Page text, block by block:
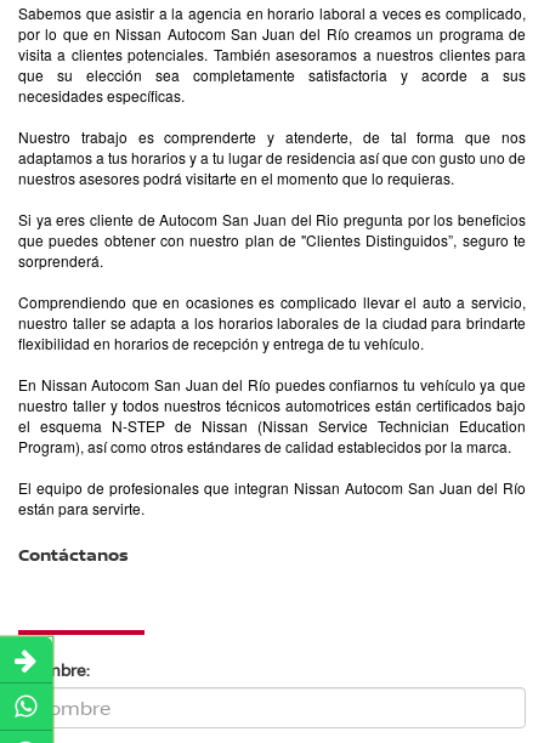
Sabemos que asistir a la agencia en horario laboral a veces es complicado,
por lo que en Nissan Autocom San Juan del Río creamos un programa de
visita a clientes potenciales. También asesoramos a nuestros clientes para
que su elección sea completamente satisfactoria y acorde a sus
necesidades específicas.
Nuestro trabajo es comprenderte y atenderte, de tal forma que nos
adaptamos a tus horarios y a tu lugar de residencia así que con gusto uno de
nuestros asesores podrá visitarte en el momento que lo requieras.
Si ya eres cliente de Autocom San Juan del Rio pregunta por los beneficios
que puedes obtener con nuestro plan de "Clientes Distinguidos”, seguro te
sorprenderá.
Comprendiendo que en ocasiones es complicado llevar el auto a servicio,
nuestro taller se adapta a los horarios laborales de la ciudad para brindarte
flexibilidad en horarios de recepción y entrega de tu vehículo.
En Nissan Autocom San Juan del Río puedes confiarnos tu vehículo ya que
nuestro taller y todos nuestros técnicos automotrices están certificados bajo
el esquema N-STEP de Nissan (Nissan Service Technician Education
Program), así como otros estándares de calidad establecidos por la marca.
El equipo de profesionales que integran Nissan Autocom San Juan del Río
están para servirte.
Contáctanos
*Nombre: